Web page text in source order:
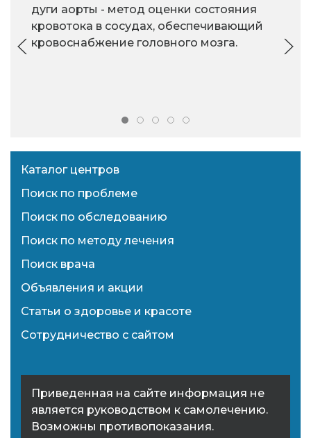
дуги аорты - метод оценки состояния
кровотока в сосудах, обеспечивающий
кровоснабжение головного мозга.
Каталог центров
Поиск по проблеме
Поиск по обследованию
Поиск по методу лечения
Поиск врача
Объявления и акции
Статьи о здоровье и красоте
Сотрудничество с сайтом
Приведенная на сайте информация не
является руководством к самолечению.
Возможны противопоказания.